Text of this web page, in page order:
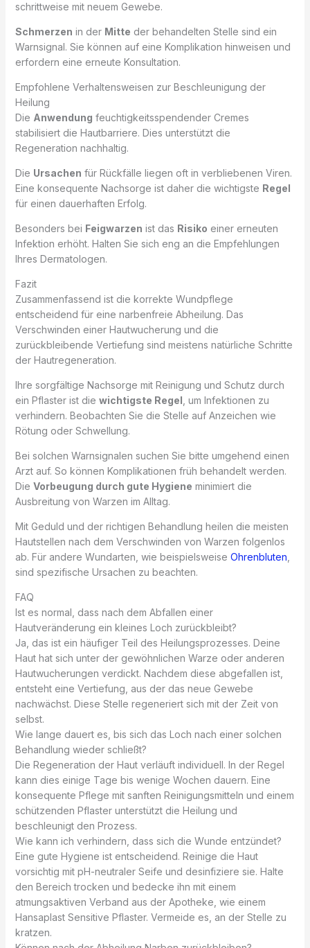
schrittweise mit neuem Gewebe.
Schmerzen in der Mitte der behandelten Stelle sind ein
Warnsignal. Sie können auf eine Komplikation hinweisen und
erfordern eine erneute Konsultation.
Empfohlene Verhaltensweisen zur Beschleunigung der
Heilung
Die Anwendung feuchtigkeitsspendender Cremes
stabilisiert die Hautbarriere. Dies unterstützt die
Regeneration nachhaltig.
Die Ursachen für Rückfälle liegen oft in verbliebenen Viren.
Eine konsequente Nachsorge ist daher die wichtigste Regel
für einen dauerhaften Erfolg.
Besonders bei Feigwarzen ist das Risiko einer erneuten
Infektion erhöht. Halten Sie sich eng an die Empfehlungen
Ihres Dermatologen.
Fazit
Zusammenfassend ist die korrekte Wundpflege
entscheidend für eine narbenfreie Abheilung. Das
Verschwinden einer Hautwucherung und die
zurückbleibende Vertiefung sind meistens natürliche Schritte
der Hautregeneration.
Ihre sorgfältige Nachsorge mit Reinigung und Schutz durch
ein Pflaster ist die wichtigste Regel , um Infektionen zu
verhindern. Beobachten Sie die Stelle auf Anzeichen wie
Rötung oder Schwellung.
Bei solchen Warnsignalen suchen Sie bitte umgehend einen
Arzt auf. So können Komplikationen früh behandelt werden.
Die Vorbeugung durch gute Hygiene minimiert die
Ausbreitung von Warzen im Alltag.
Mit Geduld und der richtigen Behandlung heilen die meisten
Hautstellen nach dem Verschwinden von Warzen folgenlos
ab. Für andere Wundarten, wie beispielsweise Ohrenbluten
sind spezifische Ursachen zu beachten.
FAQ
Ist es normal, dass nach dem Abfallen einer
Hautveränderung ein kleines Loch zurückbleibt?
Ja, das ist ein häufiger Teil des Heilungsprozesses. Deine
Haut hat sich unter der gewöhnlichen Warze oder anderen
Hautwucherungen verdickt. Nachdem diese abgefallen ist,
entsteht eine Vertiefung, aus der das neue Gewebe
nachwächst. Diese Stelle regeneriert sich mit der Zeit von
selbst.
Wie lange dauert es, bis sich das Loch nach einer solchen
Behandlung wieder schließt?
Die Regeneration der Haut verläuft individuell. In der Regel
kann dies einige Tage bis wenige Wochen dauern. Eine
konsequente Pflege mit sanften Reinigungsmitteln und einem
schützenden Pflaster unterstützt die Heilung und
beschleunigt den Prozess.
Wie kann ich verhindern, dass sich die Wunde entzündet?
Eine gute Hygiene ist entscheidend. Reinige die Haut
vorsichtig mit pH-neutraler Seife und desinfiziere sie. Halte
den Bereich trocken und bedecke ihn mit einem
atmungsaktiven Verband aus der Apotheke, wie einem
Hansaplast Sensitive Pflaster. Vermeide es, an der Stelle zu
kratzen.